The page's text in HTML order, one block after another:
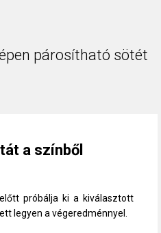
párosítható sötét
a színből
próbálja ki a kiválasztott
legyen a végeredménnyel.